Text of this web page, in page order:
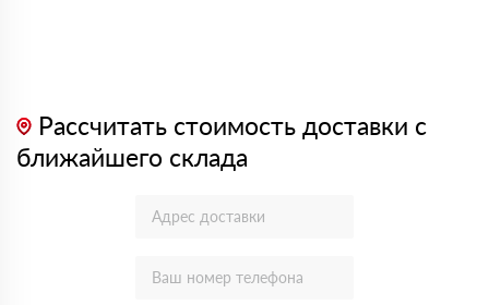
Рассчитать стоимость доставки с
ближайшего склада